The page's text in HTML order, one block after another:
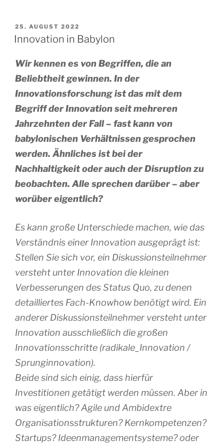
VERÖFFENTLICHT
AM
25. AUGUST 2022
Innovation in Babylon
Wir kennen es von Begriffen, die an
Beliebtheit gewinnen. In der
Innovationsforschung ist das mit dem
Begriff der Innovation seit mehreren
Jahrzehnten der Fall – fast kann von
babylonischen Verhältnissen gesprochen
werden. Ähnliches ist bei der
Nachhaltigkeit oder auch der Disruption zu
beobachten. Alle sprechen darüber – aber
worüber eigentlich?
Es kann große Unterschiede machen, wie das
Verständnis einer Innovation ausgeprägt ist:
Stellen Sie sich vor, ein Diskussionsteilnehmer
versteht unter Innovation die kleinen
Verbesserungen des Status Quo, zu denen
detailliertes Fach-Knowhow benötigt wird. Ein
anderer Diskussionsteilnehmer versteht unter
Innovation ausschließlich die großen
Innovationsschritte (radikale_Innovation /
Sprunginnovation).
Beide sind sich einig, dass hierfür
Investitionen getätigt werden müssen. Aber in
was eigentlich? Agile und Ambidextre
Organisationsstrukturen? Kernkompetenzen?
Startups? Ideenmanagementsysteme? oder